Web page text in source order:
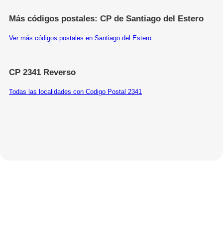
Más códigos postales: CP de Santiago del Estero
Ver más códigos postales en Santiago del Estero
CP 2341 Reverso
Todas las localidades con Codigo Postal 2341